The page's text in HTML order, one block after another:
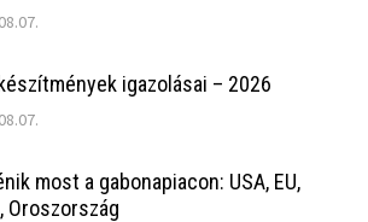
igazolásai – 2026
most a gabonapiacon: USA, EU,
Oroszország